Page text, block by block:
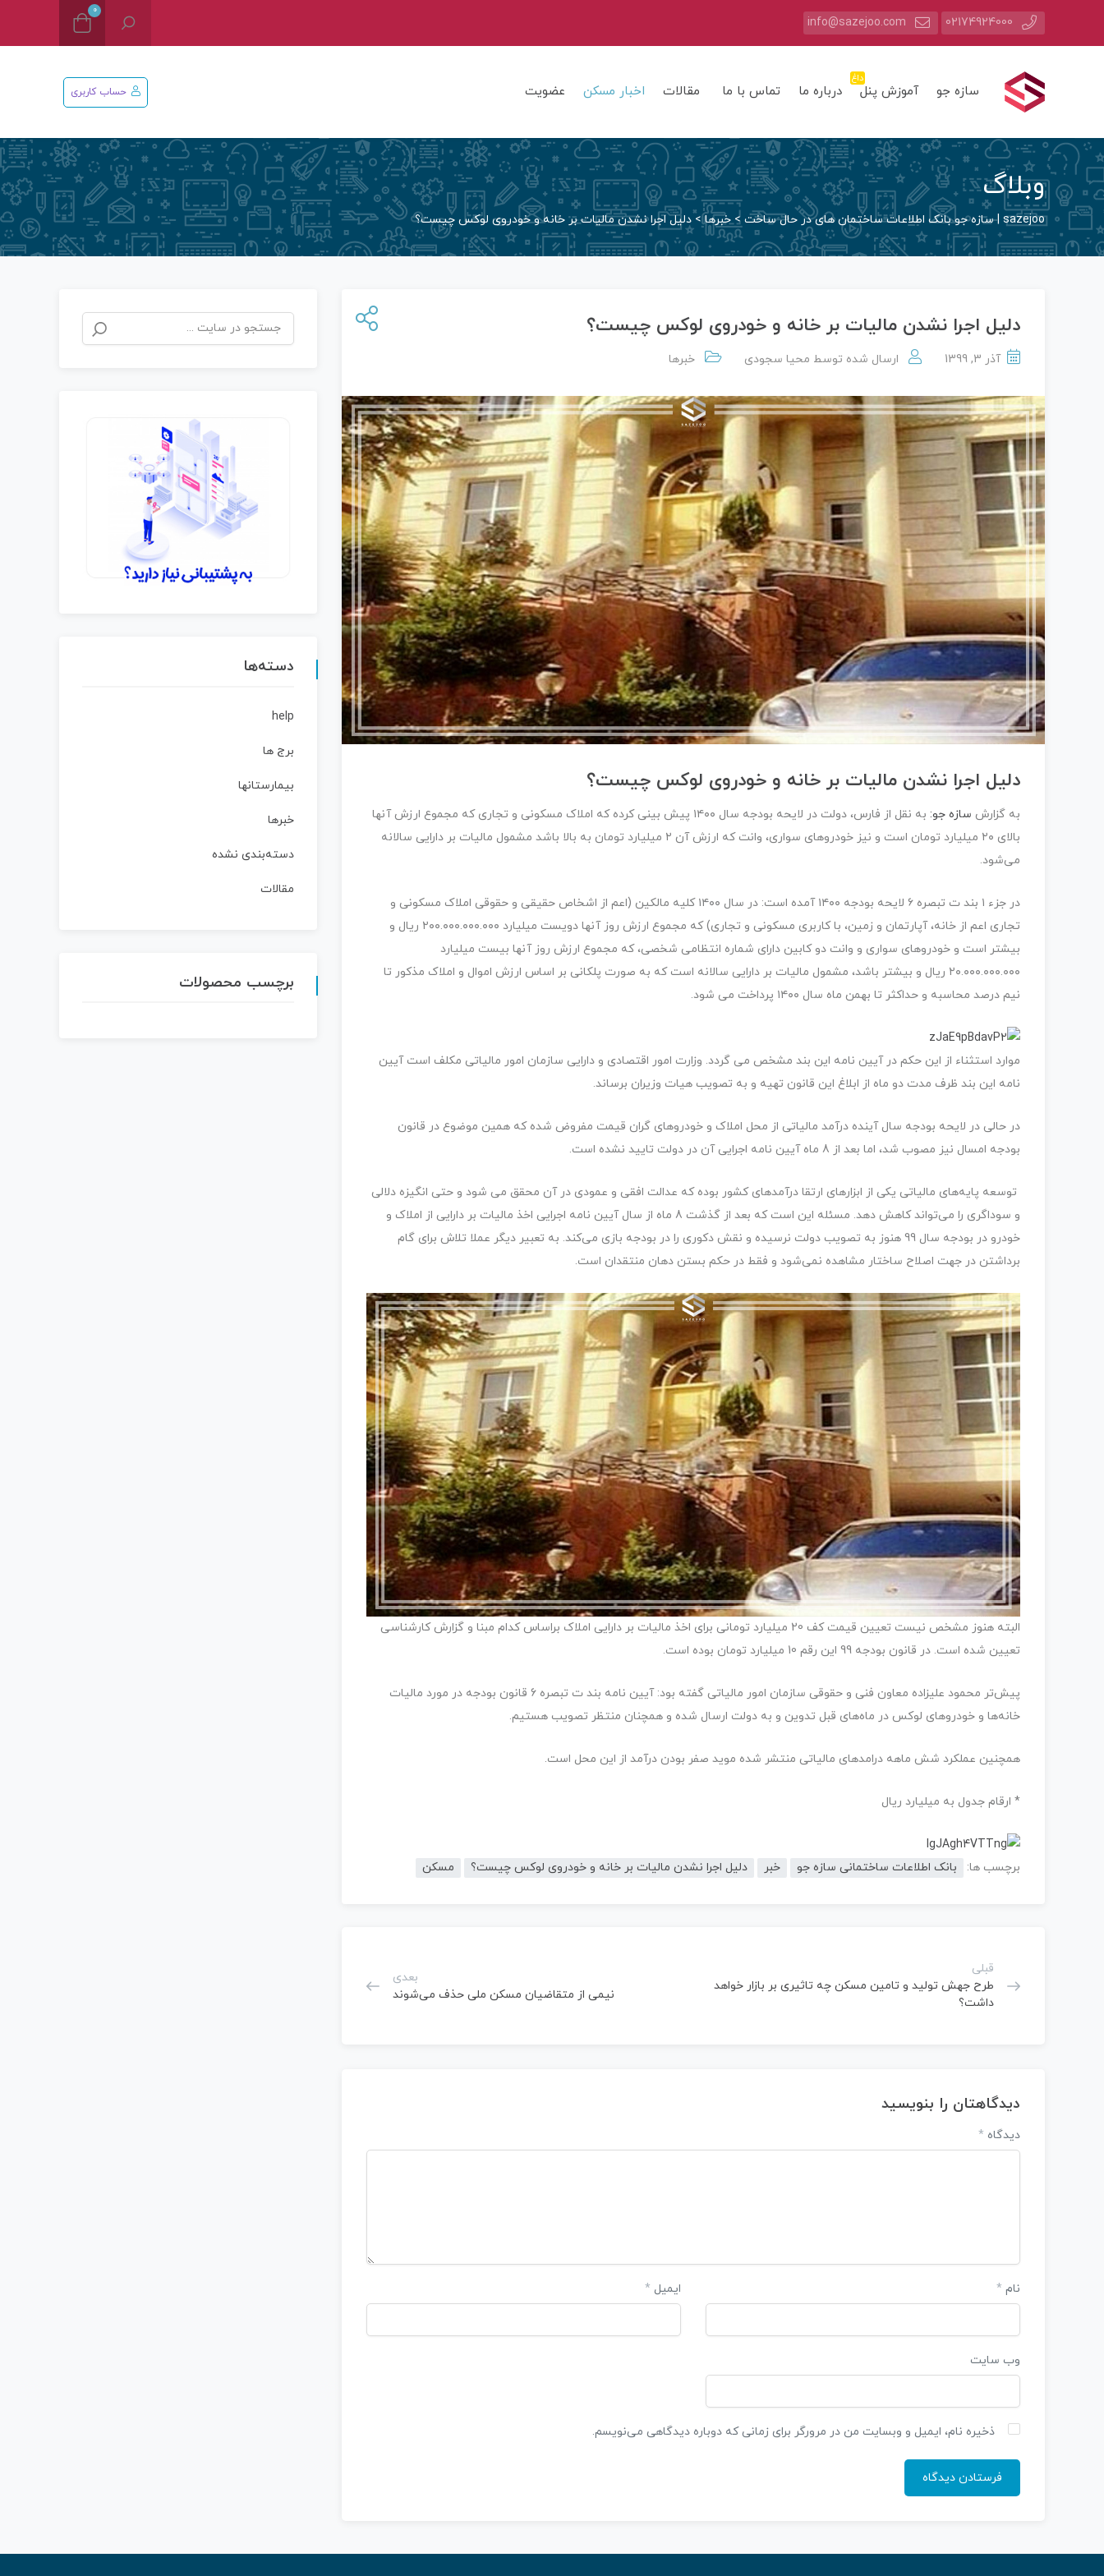
02174924000
info@sazejoo.com
0
سازه جو آموزش پنل
داغ
درباره ما تماس با ما مقالات اخبار مسکن عضویت حساب کاربری
وبلاگ
sazejoo | سازه جو بانک اطلاعات ساختمان های در حال ساخت >خبرها> دلیل اجرا نشدن مالیات بر خانه و خودروی لوکس چیست؟
دلیل اجرا نشدن مالیات بر خانه و خودروی لوکس چیست؟
آذر 3, 1399 ارسال شده توسط محیا سجودی خبرها
دلیل اجرا نشدن مالیات بر خانه و خودروی لوکس چیست؟
به گزارش سازه جو:
به نقل از فارس، دولت در لایحه بودجه سال ۱۴۰۰ پیش بینی کرده که املاک مسکونی و تجاری که مجموع ارزش آنها
بالای ۲۰ میلیارد تومان است و نیز خودروهای سواری، وانت که ارزش آن ۲ میلیارد تومان به بالا باشد مشمول مالیات بر دارایی سالانه
می‌شود.
در جزء ۱ بند ت تبصره ۶ لایحه بودجه ۱۴۰۰ آمده است:‌ در سال ۱۴۰۰ کلیه مالکین (اعم از اشخاص حقیقی و حقوقی املاک مسکونی و
تجاری اعم از خانه، آپارتمان و زمین، با کاربری مسکونی و تجاری) که مجموع ارزش روز آنها دویست میلیارد ۲۰۰.۰۰۰.۰۰۰.۰۰۰ ریال و
بیشتر است و خودروهای سواری و وانت دو کابین دارای شماره انتظامی شخصی، که مجموع ارزش روز آنها بیست میلیارد
۲۰.۰۰۰.۰۰۰.۰۰۰ ریال و بیشتر باشد، مشمول مالیات بر دارایی سالانه است که به صورت پلکانی بر اساس ارزش اموال و املاک مذکور تا
نیم درصد محاسبه و حداکثر تا بهمن ماه سال ۱۴۰۰ پرداخت می شود.
موارد استثناء از این حکم در آیین نامه این بند مشخص می گردد. وزارت امور اقتصادی و دارایی سازمان امور مالیاتی مکلف است آیین
نامه این بند ظرف مدت دو ماه از ابلاغ این قانون تهیه و به تصویب هیات وزیران برساند.
در حالی در لایحه بودجه سال آینده درآمد مالیاتی از محل املاک و خودروهای گران قیمت مفروض شده که همین موضوع در قانون
بودجه امسال نیز مصوب شد، اما بعد از 8 ماه آیین نامه اجرایی آن در دولت تایید نشده است.
توسعه پایه‌های مالیاتی یکی از ابزارهای ارتقا درآمدهای کشور بوده که عدالت افقی و عمودی در آن محقق می شود و حتی انگیزه دلالی
و سوداگری را می‌تواند کاهش دهد. مسئله این است که بعد از گذشت 8 ماه از سال آیین نامه اجرایی اخذ مالیات بر دارایی از املاک و
خودرو در بودجه سال 99 هنوز به تصویب دولت نرسیده و نقش دکوری را در بودجه بازی می‌کند. به تعبیر دیگر عملا تلاش برای گام
برداشتن در جهت اصلاح ساختار مشاهده نمی‌شود و فقط در حکم بستن دهان منتقدان است.
البته هنوز مشخص نیست تعیین قیمت کف 20 میلیارد تومانی برای اخذ مالیات بر دارایی املاک براساس کدام مبنا و گزارش کارشناسی
تعیین شده است. در قانون بودجه 99 این رقم 10 میلیارد تومان بوده است.
پیش‌تر محمود علیزاده معاون فنی و حقوقی سازمان امور مالیاتی گفته بود:‌ آیین نامه بند ت تبصره 6 قانون بودجه در مورد مالیات
خانه‌ها و خودروهای لوکس در ماه‌های قبل تدوین و به دولت ارسال شده و همچنان منتظر تصویب هستیم.
همچنین عملکرد شش ماهه درامدهای مالیاتی منتشر شده موید صفر بودن درآمد از این محل است.
* ارقام جدول به میلیارد ریال
برچسب ها: بانک اطلاعات ساختمانی سازه جو خبر دلیل اجرا نشدن مالیات بر خانه و خودروی لوکس چیست؟ مسکن
قبلی
طرح جهش تولید و تامین مسکن چه تاثیری بر بازار خواهد
داشت؟
بعدی
نیمی از متقاضیان مسکن ملی حذف می‌شوند
دیدگاهتان را بنویسید
دیدگاه *
نام * ایمیل *
وب‌ سایت
ذخیره نام، ایمیل و وبسایت من در مرورگر برای زمانی که دوباره دیدگاهی می‌نویسم.
دسته‌ها
help
برج ها
بیمارستانها
خبرها
دسته‌بندی نشده
مقالات
برچسب محصولات